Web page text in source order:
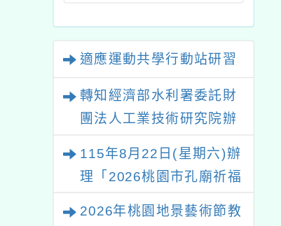
適應運動共學行動站研習
轉知經濟部水利署委託財
團法人工業技術研究院辦
績優單位及節水達人選拔
115年8月22日(星期六)辦
理「2026桃園市孔廟祈福
2026年桃園地景藝術節教
師資專業成長
」實施計畫